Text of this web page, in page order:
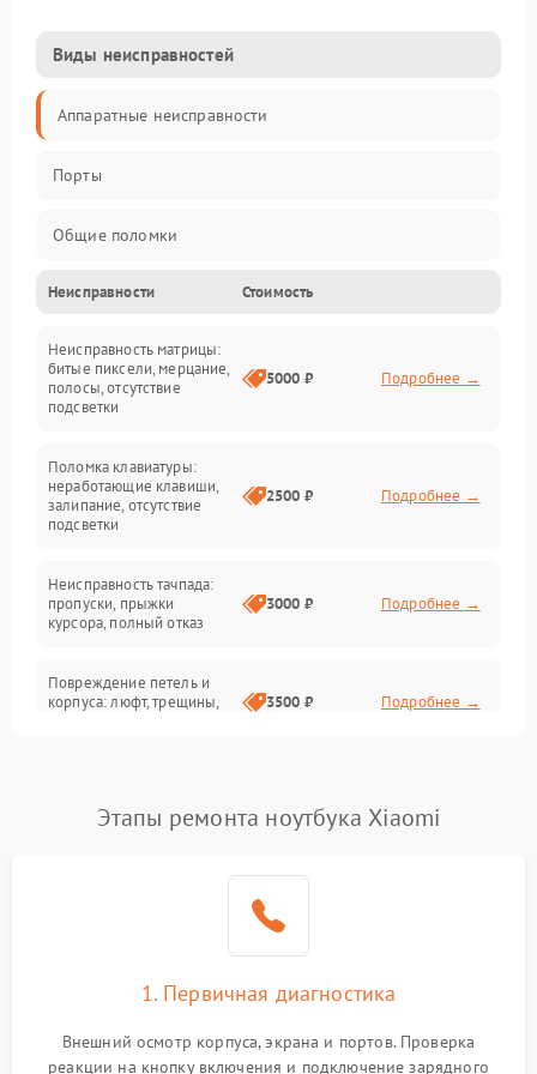
Виды неисправностей
Аппаратные неисправности
Порты
Общие поломки
Устройства
Программные ошибки
Электрические и системные сбои
Интерфейсные проблемы
Батарея
Сеть и интернет
Неисправности Стоимость
Неисправность матрицы:
битые пиксели, мерцание,
полосы, отсутствие
подсветки
5000 ₽ Подробнее →
Поломка клавиатуры:
неработающие клавиши,
залипание, отсутствие
подсветки
2500 ₽ Подробнее →
Неисправность тачпада:
пропуски, прыжки
курсора, полный отказ
3000 ₽ Подробнее →
Повреждение петель и
корпуса: люфт, трещины,
3500 ₽ Подробнее →
невозможность зарядки,
2500 ₽ Подробнее →
2000 ₽
Перегрев из‑за пыли,
неисправности кулера
Этапы ремонта ноутбука Xiaomi
1. Первичная диагностика
Внешний осмотр корпуса, экрана и портов. Проверка
реакции на кнопку включения и подключение зарядного